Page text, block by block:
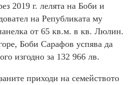
2019 г. лелята на Боби и
на Републиката му
от 65 кв.м. в кв. Люлин.
Боби Сарафов успява да
изгодно за 132 966 лв.
приходи на семейството